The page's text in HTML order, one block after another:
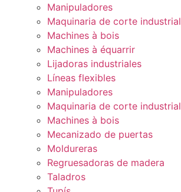
Manipuladores
Maquinaria de corte industrial
Machines à bois
Machines à équarrir
Lijadoras industriales
Líneas flexibles
Manipuladores
Maquinaria de corte industrial
Machines à bois
Mecanizado de puertas
Moldureras
Regruesadoras de madera
Taladros